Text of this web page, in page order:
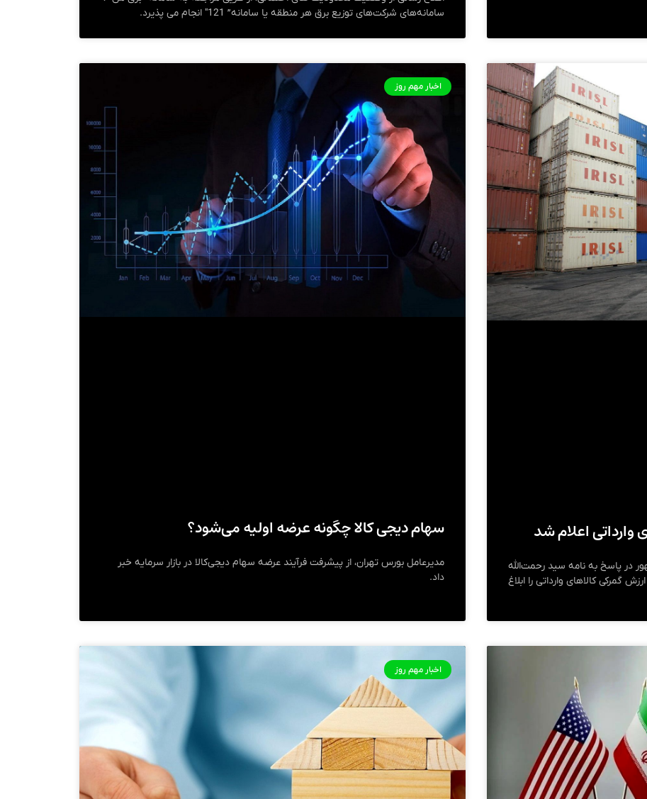
سامانه‌های شرکت‌های توزیع برق هر منطقه یا سامانه” 121″ انجام می پذیرد.
وارداتی اعلام شد
در پاسخ به نامه سید رحمت‌الله
گمرکی کالاهای وارداتی را ابلاغ
اخبار مهم روز
سهام دیجی کالا چگونه عرضه اولیه می‌شود؟
مدیرعامل بورس تهران، از پیشرفت فرآیند عرضه سهام دیجی‌کالا در بازار سرمایه خبر
داد.
اخبار مهم روز